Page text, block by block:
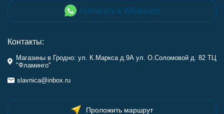
Написать в Whatsapp
Контакты:
Магазины в Гродно: ул. К.Маркса д.9А ул. О.Соломовой д. 82 ТЦ
"Фламинго"
slavnica@inbox.ru
Проложить маршрут